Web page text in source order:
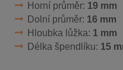
Horní průměr: 19 mm
Dolní průměr: 16 mm
Hloubka lůžka: 1 mm
Délka špendlíku: 15